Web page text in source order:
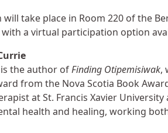
will take place in Room 220 of the
a virtual participation option
the author ofFinding Otipemisiwak,
from the Nova Scotia Book
at St. Francis Xavier
health and healing, working